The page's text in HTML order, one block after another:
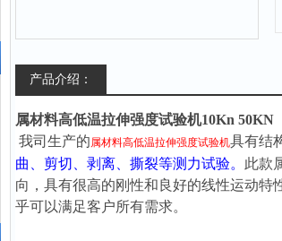
产品介绍：
属材料高低温拉伸强度试验机10Kn 50KN
我司生产的属材料高低温拉伸强度试验机具有结
曲、剪切、剥离、撕裂等测力试验。 此款
向，具有很高的刚性和良好的线性运动
乎可以满足客户所有需求。